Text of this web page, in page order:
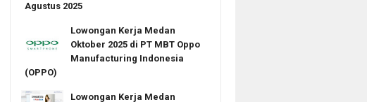
Agustus 2025
Lowongan Kerja Medan
Oktober 2025 di PT MBT Oppo
Manufacturing Indonesia
(OPPO)
Lowongan Kerja Medan